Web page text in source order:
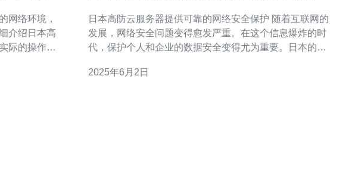
网络环境，
介绍日本高
际的操作指
日本高防云服务器提供可靠的网络安全保护 随着互联网的
发展，网络安全问题变得愈发严重。在这个信息爆炸的时
代，保护个人和企业的数据安全变得尤为重要。日本的高
了安全可靠的网络环境。 日本的高防云服务器拥有先进的
2025年6月2日